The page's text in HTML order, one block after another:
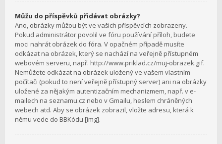
Můžu do příspěvků přidávat obrázky?
Ano, obrázky můžou být ve vašich příspěvcích zobrazeny.
Pokud administrátor povolil ve fóru používání příloh, budete
moci nahrát obrázek do fóra. V opačném případě musíte
odkázat na obrázek, který se nachází na veřejně přístupném
webovém serveru, např. http://www.priklad.cz/muj-obrazek.gif.
Nemůžete odkázat na obrázek uložený ve vašem vlastním
počítači (pokud to není veřejně přístupný server) ani na obrázky
uložené za nějakým autentizačním mechanizmem, např. v e-
mailech na seznamu.cz nebo v Gmailu, heslem chráněných
webech atd. Aby se obrázek zobrazil, vložte adresu, která k
němu vede do BBKódu [img].